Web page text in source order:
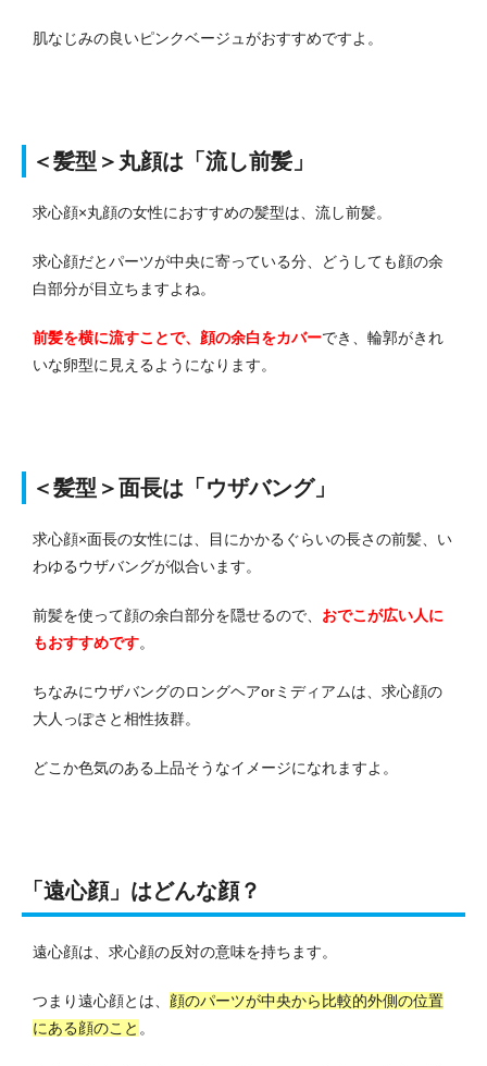
肌なじみの良いピンクベージュがおすすめですよ。
＜髪型＞丸顔は「流し前髪」
求心顔×丸顔の女性におすすめの髪型は、流し前髪。
求心顔だとパーツが中央に寄っている分、どうしても顔の余
白部分が目立ちますよね。
前髪を横に流すことで、顔の余白をカバーでき、輪郭がきれ
いな卵型に見えるようになります。
＜髪型＞面長は「ウザバング」
求心顔×面長の女性には、目にかかるぐらいの長さの前髪、い
わゆるウザバングが似合います。
前髪を使って顔の余白部分を隠せるので、 おでこが広い人に
もおすすめです。
ちなみにウザバングのロングヘアorミディアムは、求心顔の
大人っぽさと相性抜群。
どこか色気のある上品そうなイメージになれますよ。
「遠心顔」はどんな顔？
遠心顔は、求心顔の反対の意味を持ちます。
つまり遠心顔とは、 顔のパーツが中央から比較的外側の位置
にある顔のこと 。